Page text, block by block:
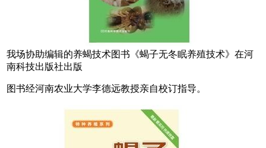
我场协助编辑的养蝎技术图书《蝎子无冬眠养殖技术》在河
南科技出版社出版
图书经河南农业大学李德远教授亲自校订指导。